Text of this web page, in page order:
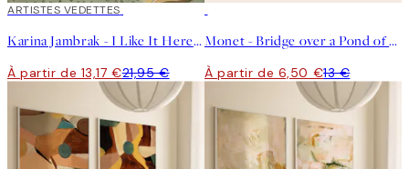
40%*
ARTISTES VEDETTES
Karina Jambrak - I Like It Here Affiche
À partir de 13,17 €21,95 €
Monet - Bridge over a Pond of Water Lilies Affiche
À partir de 6,50 €13 €